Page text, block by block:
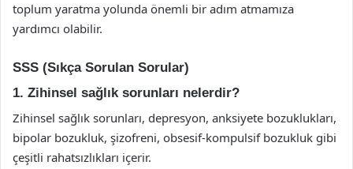
toplum yaratma yolunda önemli bir adım atmamıza
yardımcı olabilir.
SSS (Sıkça Sorulan Sorular)
1. Zihinsel sağlık sorunları nelerdir?
Zihinsel sağlık sorunları, depresyon, anksiyete bozuklukları,
bipolar bozukluk, şizofreni, obsesif-kompulsif bozukluk gibi
çeşitli rahatsızlıkları içerir.